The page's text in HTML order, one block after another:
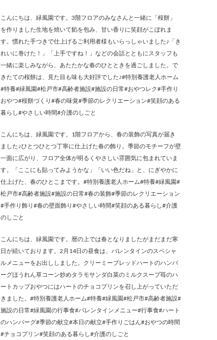
こんにちは、緑風園です。3階フロアのみなさんと一緒に「桜餅」
を作りました生地を焼いて餡を包み、甘い香りに笑顔がこぼれま
す。慣れた手つきで仕上げるご利用者様もいらっしゃいました♪「き
れいに巻けた！」「上手ですね！」などの会話とともにスタッフも
一緒に楽しみながら、あたたかな春のひとときを過ごしました。で
きたての桜餅は、見た目も味も大好評でした♪#特別養護老人ホーム
#特養#緑風園#松戸市#高齢者施設#施設の日常#おやつレク#手作り
おやつ#桜餅づくり#春の味覚#季節のレクリエーション#笑顔のある
暮らし#やさしい時間#介護のしごと
こんにちは、緑風園です。1階フロアから、春の装飾の写真が届き
ました♪ひとつひとつ丁寧に仕上げた春の飾り。季節のモチーフが壁
一面に広がり、フロア全体が明るくやさしい雰囲気に包まれていま
す。「ここにも貼ってみようかな」「いい色だね」と、にぎやかに
仕上げた、春のひとこまです。#特別養護老人ホーム#特養#緑風園#
松戸市#高齢者施設#施設の日常#春の装飾#季節のレクリエーション
#手作り飾り#春の壁面飾り#やさしい時間#笑顔のある暮らし#介護
のしごと
こんにちは、緑風園です。暦の上では春となりましたがまだまだ寒
日が続いております。2月14日の昼食は、バレンタインのスペシャ
ルメニューをお出ししました。クリーミーブレッドハートのハンバ
ーグほうれん草コーン炒めタラモサンダ白菜のミルクスープ苺のハ
ートカップおやつにはハートのチョコプリンを召し上がっていただ
きました。#特別養護老人ホーム#特養#緑風園#松戸市#高齢者施設#
施設の日常#緑風園の行事食#バレンタインメニュー#行事食#ハート
のハンバーグ#季節の献立#本日の献立#手作りごはん#おやつの時間
#チョコプリン#笑顔のある暮らし#介護のしごと